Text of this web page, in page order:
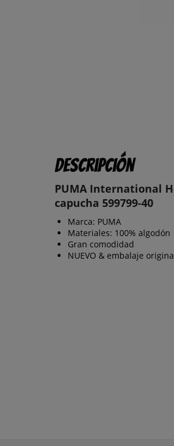
Descripción
PUMA International
capucha 599799-40
Marca: PUMA
Materiales: 100% algodón
Gran comodidad
NUEVO & embalaje